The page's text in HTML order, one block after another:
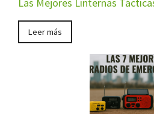
Leer más